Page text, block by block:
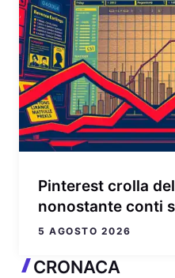
Pinterest crolla
nonostante conti
5 AGOSTO 2026
CRONACA